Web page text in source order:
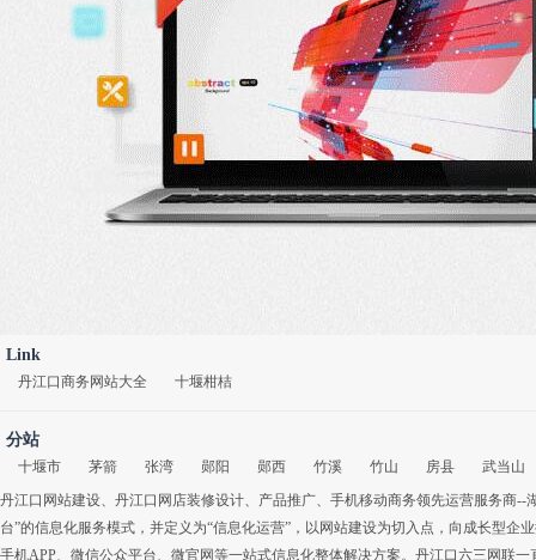
Link
丹江口商务网站大全 十堰柑桔
分站
十堰市 茅箭 张湾 郧阳 郧西 竹溪 竹山 房县
武当山
丹江口网站建设、 丹江口网店装修设计、 产品推广、 手机移动商务领先运营服务商--
台”的信息化服务模式，并定义为“信息化运营”，以网站建设为切入点，向成长型企
手机APP、 微信公众平台、 微官网等一站式信息化整体解决方案。丹江口六三网联